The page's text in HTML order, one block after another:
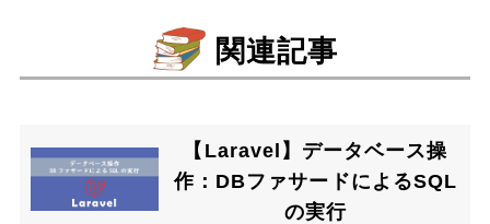
関連記事
【Laravel】データベース操
作：DBファサードによるSQL
の実行